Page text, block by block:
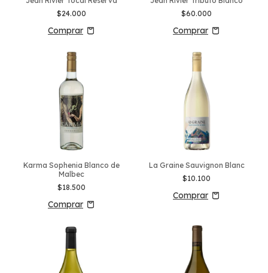
$24.000
$60.000
Karma Sophenia Blanco de
Malbec
$18.500
La Graine Sauvignon Blanc
$10.100